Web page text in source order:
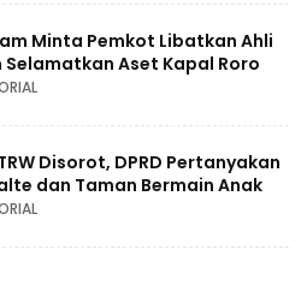
Minta Pemkot Libatkan Ahli
Selamatkan Aset Kapal Roro
Disorot, DPRD Pertanyakan
dan Taman Bermain Anak